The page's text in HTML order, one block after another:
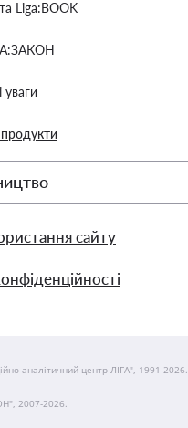
Liga:BOOK
уваги
продукти
сайту
аналітичний центр ЛІГА", 1991-2026.
2007-2026.